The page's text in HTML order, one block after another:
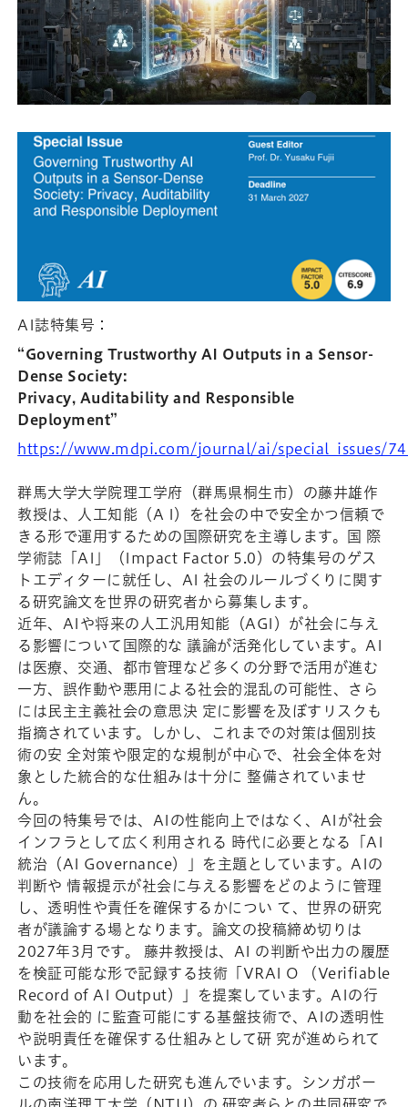
AI誌特集号：
“Governing Trustworthy AI Outputs in a Sensor-
Dense Society:
Privacy, Auditability and Responsible
Deployment”
https://www.mdpi.com/journal/ai/special_issues/
群馬大学大学院理工学府（群馬県桐生市）の藤井雄作
教授は、人工知能（A I）を社会の中で安全かつ信頼で
きる形で運用するための国際研究を主導します。国 際
学術誌「AI」（Impact Factor 5.0）の特集号のゲス
トエディターに就任し、AI 社会のルールづくりに関す
る研究論文を世界の研究者から募集します。
近年、AIや将来の人工汎用知能（AGI）が社会に与え
る影響について国際的な 議論が活発化しています。AI
は医療、交通、都市管理など多くの分野で活用が進む
一方、誤作動や悪用による社会的混乱の可能性、さら
には民主主義社会の意思決 定に影響を及ぼすリスクも
指摘されています。しかし、これまでの対策は個別技
術の安 全対策や限定的な規制が中心で、社会全体を対
象とした統合的な仕組みは十分に 整備されていませ
ん。
今回の特集号では、AIの性能向上ではなく、AIが社会
インフラとして広く利用される 時代に必要となる「AI
統治（AI Governance）」を主題としています。AIの
判断や 情報提示が社会に与える影響をどのように管理
し、透明性や責任を確保するかについ て、世界の研究
者が議論する場となります。論文の投稿締め切りは
2027年3月です。 藤井教授は、AI の判断や出力の履歴
を検証可能な形で記録する技術「VRAI O （Verifiable
Record of AI Output）」を提案しています。AIの行
動を社会的 に監査可能にする基盤技術で、AIの透明性
や説明責任を確保する仕組みとして研 究が進められて
います。
この技術を応用した研究も進んでいます。シンガポー